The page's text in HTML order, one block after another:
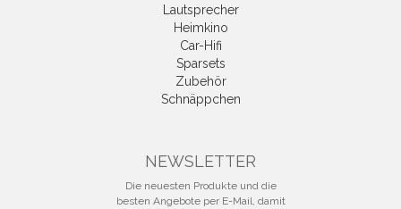
Lautsprecher
Heimkino
Car-Hifi
Sparsets
Zubehör
Schnäppchen
NEWSLETTER
Die neuesten Produkte und die
besten Angebote per E-Mail, damit